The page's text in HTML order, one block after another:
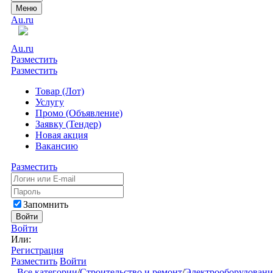
Меню
Au.ru
Au.ru
Разместить
Разместить
Товар (Лот)
Услугу
Промо (Объявление)
Заявку (Тендер)
Новая акция
Вакансию
Разместить
Запомнить
Войти
Войти
Или:
Регистрация
Разместить Войти